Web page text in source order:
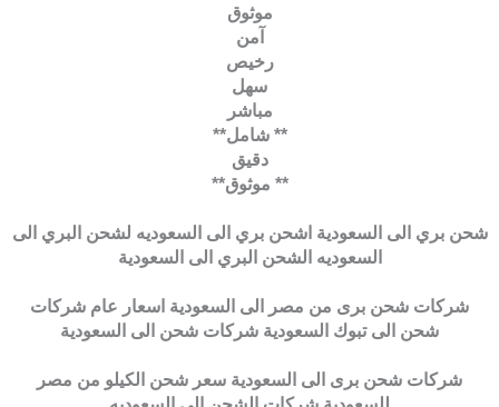
موثوق
آمن
رخيص
سهل
مباشر
** شامل**
دقيق
** موثوق**
شحن بري الى السعودية اشحن بري الى السعوديه لشحن البري الى
السعوديه الشحن البري الى السعودية
شركات شحن برى من مصر الى السعودية اسعار عام شركات
شحن الى تبوك السعودية شركات شحن الى السعودية
شركات شحن برى الى السعودية سعر شحن الكيلو من مصر